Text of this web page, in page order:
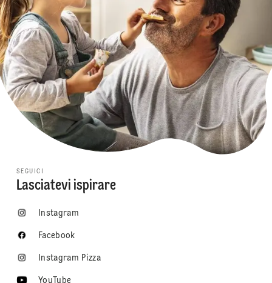
SEGUICI
Lasciatevi ispirare
Instagram
Facebook
Instagram Pizza
YouTube